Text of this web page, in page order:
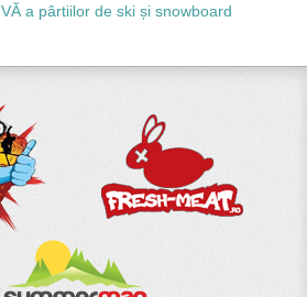
a pârtiilor de ski și snowboard